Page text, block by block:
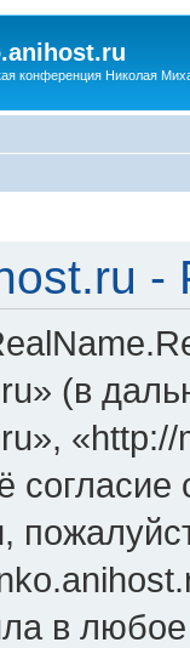
конференция Николая
-
(в
в